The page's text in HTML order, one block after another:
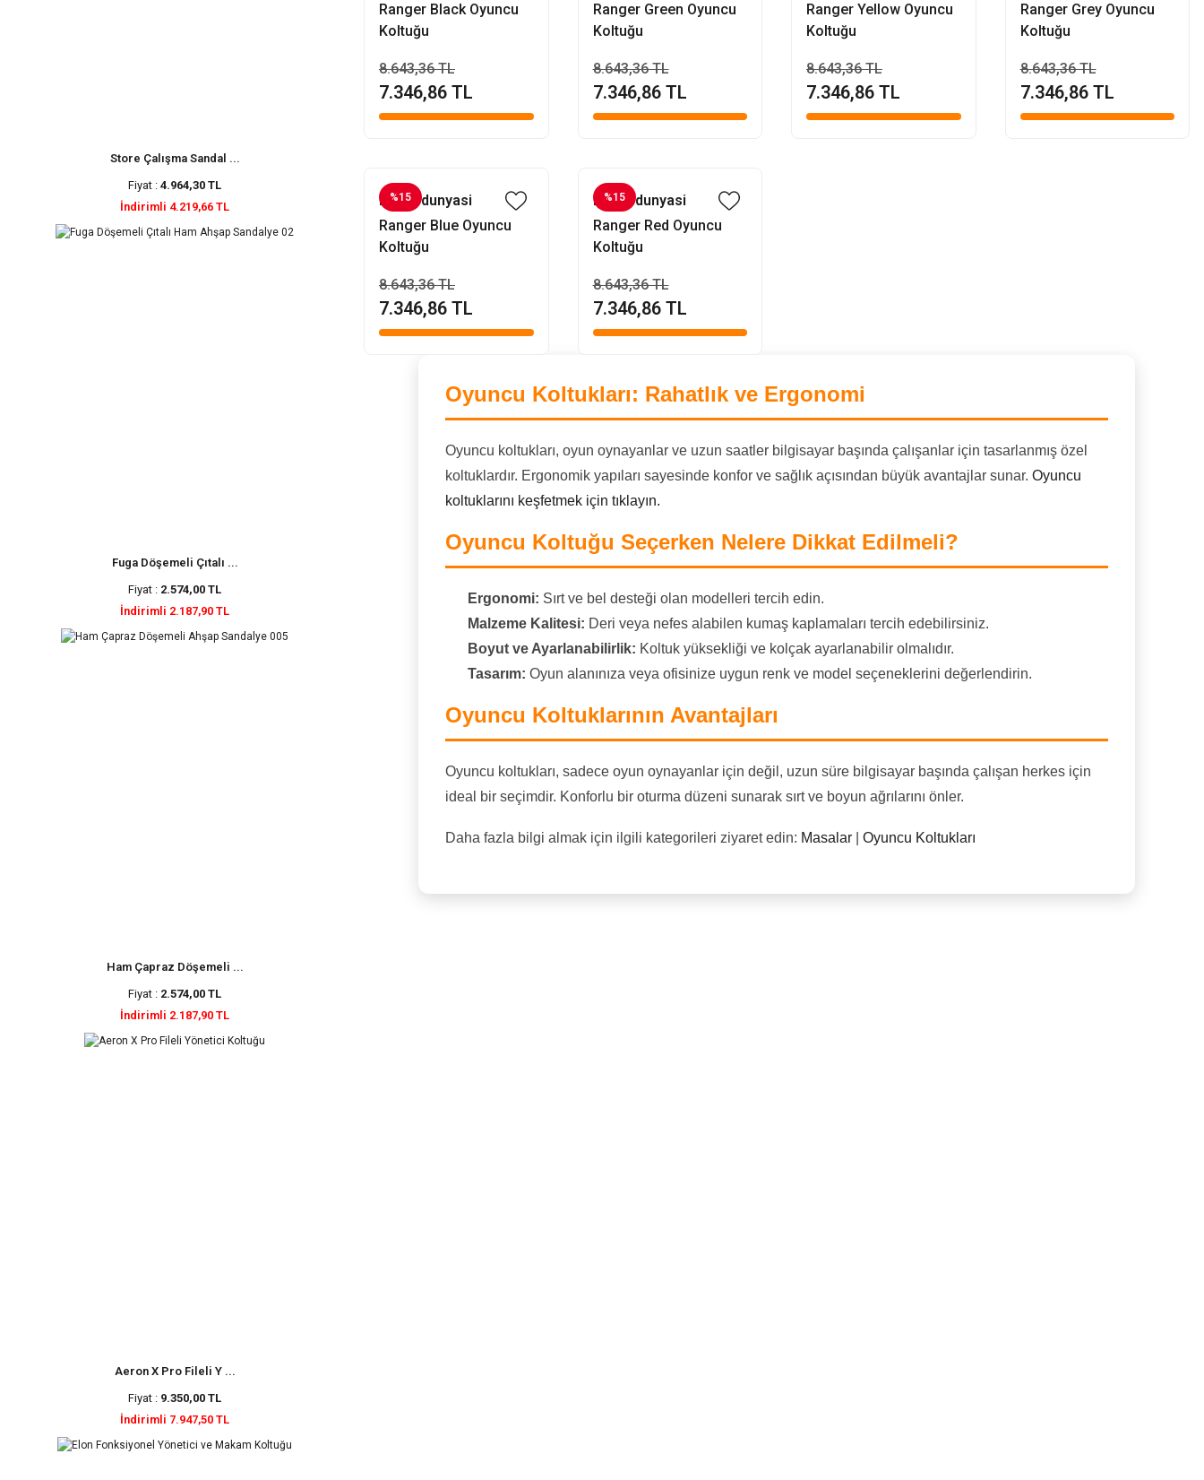
Store Çalışma Sandal ...
Fiyat : 4.964,30 TL
İndirimli 4.219,66 TL
Fuga Döşemeli Çıtalı ...
Fiyat : 2.574,00 TL
İndirimli 2.187,90 TL
Ham Çapraz Döşemeli ...
Fiyat : 2.574,00 TL
İndirimli 2.187,90 TL
Aeron X Pro Fileli Y ...
Fiyat : 9.350,00 TL
İndirimli 7.947,50 TL
Ranger Black Oyuncu
Koltuğu
8.643,36 TL
7.346,86 TL
Ranger Green Oyuncu
Koltuğu
8.643,36 TL
7.346,86 TL
Ranger Yellow Oyuncu
Koltuğu
8.643,36 TL
7.346,86 TL
Ranger Grey Oyuncu
Koltuğu
8.643,36 TL
7.346,86 TL
%15
Evofisdunyasi
Ranger Blue Oyuncu
Koltuğu
8.643,36 TL
7.346,86 TL
%15
Evofisdunyasi
Ranger Red Oyuncu
Koltuğu
8.643,36 TL
7.346,86 TL
Oyuncu Koltukları: Rahatlık ve Ergonomi
Oyuncu koltukları, oyun oynayanlar ve uzun saatler bilgisayar başında çalışanlar için tasarlanmış özel
koltuklardır. Ergonomik yapıları sayesinde konfor ve sağlık açısından büyük avantajlar sunar. Oyuncu
koltuklarını keşfetmek için tıklayın.
Oyuncu Koltuğu Seçerken Nelere Dikkat Edilmeli?
Ergonomi: Sırt ve bel desteği olan modelleri tercih edin.
Malzeme Kalitesi: Deri veya nefes alabilen kumaş kaplamaları tercih edebilirsiniz.
Boyut ve Ayarlanabilirlik: Koltuk yüksekliği ve kolçak ayarlanabilir olmalıdır.
Tasarım: Oyun alanınıza veya ofisinize uygun renk ve model seçeneklerini değerlendirin.
Oyuncu Koltuklarının Avantajları
Oyuncu koltukları, sadece oyun oynayanlar için değil, uzun süre bilgisayar başında çalışan herkes için
ideal bir seçimdir. Konforlu bir oturma düzeni sunarak sırt ve boyun ağrılarını önler.
Daha fazla bilgi almak için ilgili kategorileri ziyaret edin: Masalar Oyuncu Koltukları